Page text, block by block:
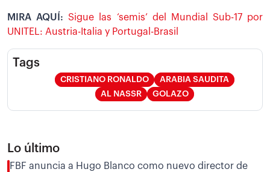
MIRA AQUÍ:Sigue las ‘semis’ del Mundial Sub-17 por
UNITEL: Austria-Italia y Portugal-Brasil
Tags
CRISTIANO RONALDO
ARABIA SAUDITA
AL NASSR
GOLAZO
Lo último
FBF anuncia a Hugo Blanco como nuevo director de